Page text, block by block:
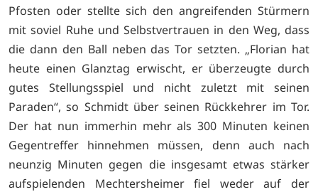
Pfosten oder stellte sich den angreifenden Stürmern
mit soviel Ruhe und Selbstvertrauen in den Weg, dass
die dann den Ball neben das Tor setzten. „Florian hat
heute einen Glanztag erwischt, er überzeugte durch
gutes Stellungsspiel und nicht zuletzt mit seinen
Paraden“, so Schmidt über seinen Rückkehrer im Tor.
Der hat nun immerhin mehr als 300 Minuten keinen
Gegentreffer hinnehmen müssen, denn auch nach
neunzig Minuten gegen die insgesamt etwas stärker
aufspielenden Mechtersheimer fiel weder auf der